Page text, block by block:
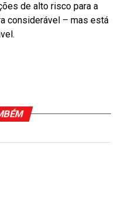
de alto risco para a
considerável – mas está